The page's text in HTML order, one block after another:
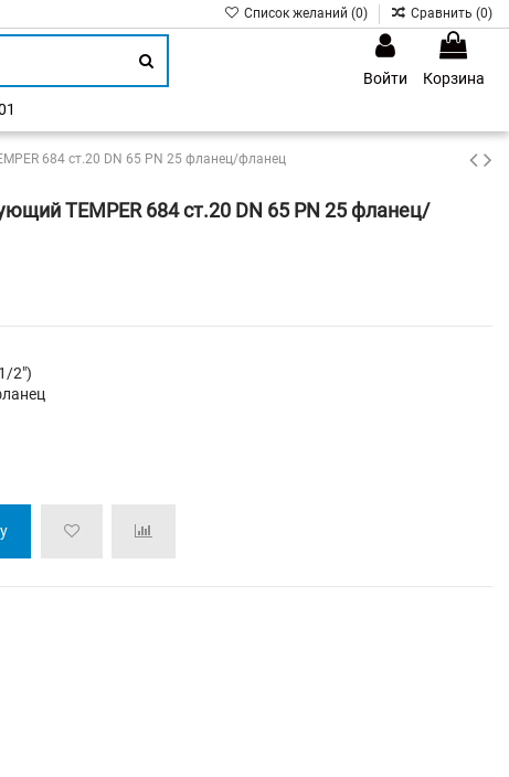
Список желаний (0) Сравнить (0)
Войти
Корзина
684 ст.20 DN 65 PN 25 фланец/фланец
TEMPER 684 ст.20 DN 65 PN 25 фланец/
2")